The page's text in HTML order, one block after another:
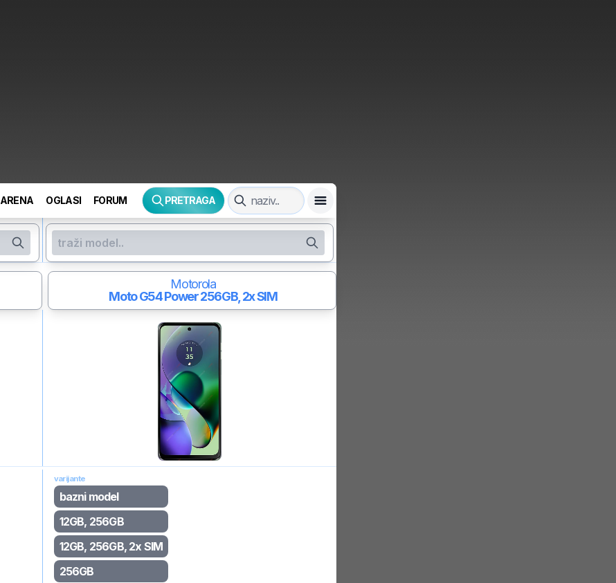
ARENA OGLASI FORUM PRETRAGA
Motorola
Moto G54 Power256GB, 2x SIM
varijante
bazni model
12GB, 256GB
12GB, 256GB, 2x SIM
256GB